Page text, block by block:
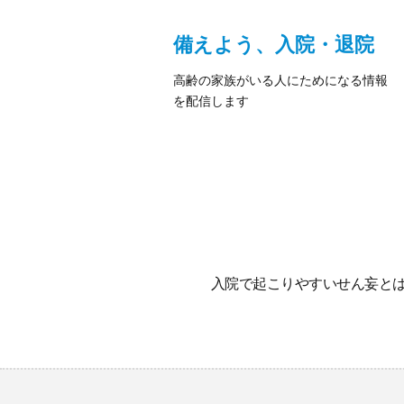
備えよう、入院・退院
高齢の家族がいる人にためになる情報
を配信します
入院で起こりやすいせん妄と